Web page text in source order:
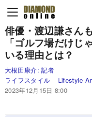
俳優・渡辺謙さん
「ゴルフ場だけじ
いる理由とは？
大根田康介:記者
ライフスタイル
Lifestyle
2023年12月15日 8:00